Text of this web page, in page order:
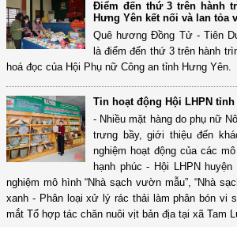
Điểm đến thứ 3 trên hành
Hưng Yên kết nối và lan tỏa
Quê hương Đồng Tử - Tiên
là điểm đến thứ 3 trên hành
hoá đọc của Hội Phụ nữ Công an tỉnh Hưng Yên.
Tin hoạt động Hội LHPN tỉnh
- Nhiều mặt hàng do phụ nữ
trưng bầy, giới thiệu đến
nghiệm hoạt động của các
hạnh phúc - Hội LHPN
nghiệm mô hình “Nhà sạch vườn mẫu”, “Nhà
xanh - Phân loại xử lý rác thải làm phân bón vi
mắt Tổ hợp tác chăn nuôi vịt bản địa tại xã Tam